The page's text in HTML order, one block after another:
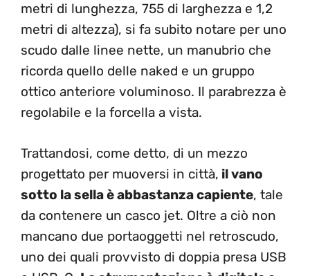
metri di lunghezza, 755 di larghezza e 1,2
metri di altezza), si fa subito notare per uno
scudo dalle linee nette, un manubrio che
ricorda quello delle naked e un gruppo
ottico anteriore voluminoso. Il parabrezza è
regolabile e la forcella a vista.
Trattandosi, come detto, di un mezzo
progettato per muoversi in città, il vano
sotto la sella è abbastanza capiente, tale
da contenere un casco jet. Oltre a ciò non
mancano due portaoggetti nel retroscudo,
uno dei quali provvisto di doppia presa USB